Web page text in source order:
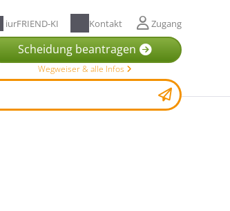
iurFRIEND-KI Kontakt Zugang
Scheidung beantragen
Wegweiser & alle Infos